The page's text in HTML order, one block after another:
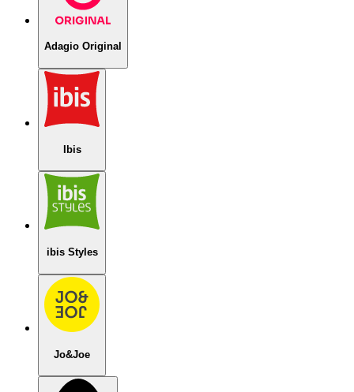
Adagio Original
Ibis
ibis Styles
Jo&Joe